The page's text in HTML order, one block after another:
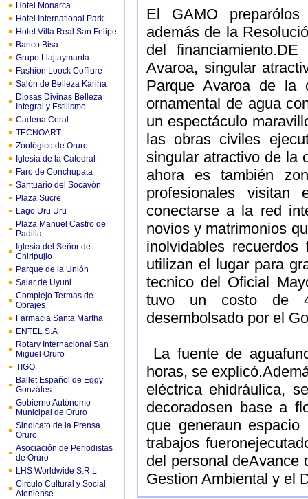
Hotel Monarca
Hotel International Park
Hotel Villa Real San Felipe
Banco Bisa
Grupo Llajtaymanta
Fashion Loock Coffiure
Salón de Belleza Karina
Diosas Divinas Belleza
Integral y Estilismo
Cadena Coral
TECNOART
Zoológico de Oruro
Iglesia de la Catedral
Faro de Conchupata
Santuario del Socavón
Plaza Sucre
Lago Uru Uru
Plaza Manuel Castro de
Padilla
Iglesia del Señor de
Chiripujio
Parque de la Unión
Salar de Uyuni
Complejo Termas de
Obrajes
Farmacia Santa Martha
ENTEL S.A
Rotary Internacional San
Miguel Oruro
TIGO
Ballet Español de Eggy
Gonzáles
Gobierno Autónomo
Municipal de Oruro
Sindicato de la Prensa
Oruro
Asociación de Periodistas
de Oruro
LHS Worldwide S.R.L
Circulo Cultural y Social
Ateniense
El GAMO preparólos
además de la
del
Avaroa, singular
Parque Avaroa de la
ornamental de agua
un espectáculo
las obras civiles
singular atractivo de la
ahora es también
profesionales visitan
conectarse a la red
novios y matrimonios
inolvidables
utilizan el lugar para
tecnico del Oficial
tuvo un costo de
desembolsado por el
La fuente de
horas, se
eléctrica ehidráulica,
decoradosen base a
que generaun
trabajos
del personal deAvance
Gestion Ambiental y el